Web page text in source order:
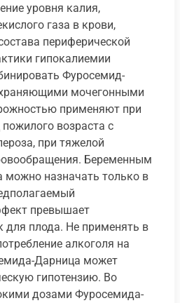
уровня калия,
газа в крови,
периферической
гипокалиемии
Фуросемид-
мочегонными
применяют при
возраста с
при тяжелой
Беременным
назначать только в
превышает
для плода. Не применять в
алкоголя на
Дарница может
гипотензию. Во
дозами Фуросемида-